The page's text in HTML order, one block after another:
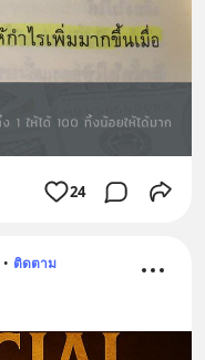
24
• ติดตาม